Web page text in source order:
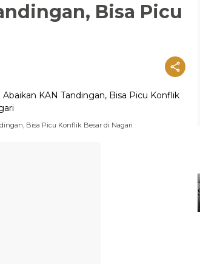
Bisa Picu
Bisa Picu Konflik Besar di Nagari